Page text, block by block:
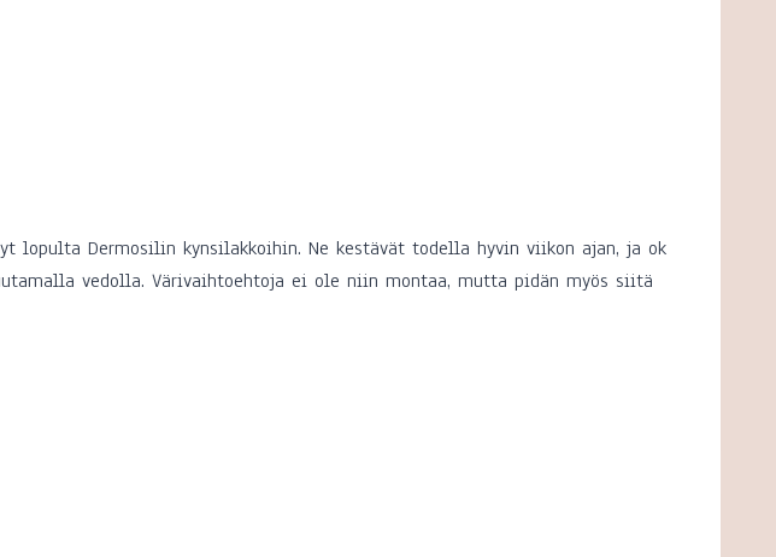
lopulta Dermosilin kynsilakkoihin. Ne kestävät todella hyvin viikon ajan, ja ok
vedolla. Värivaihtoehtoja ei ole niin montaa, mutta pidän myös siitä